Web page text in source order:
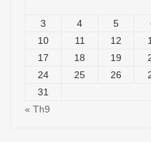
3
4 5
10
11 12
17
18 19
24
25 26
31
« Th9